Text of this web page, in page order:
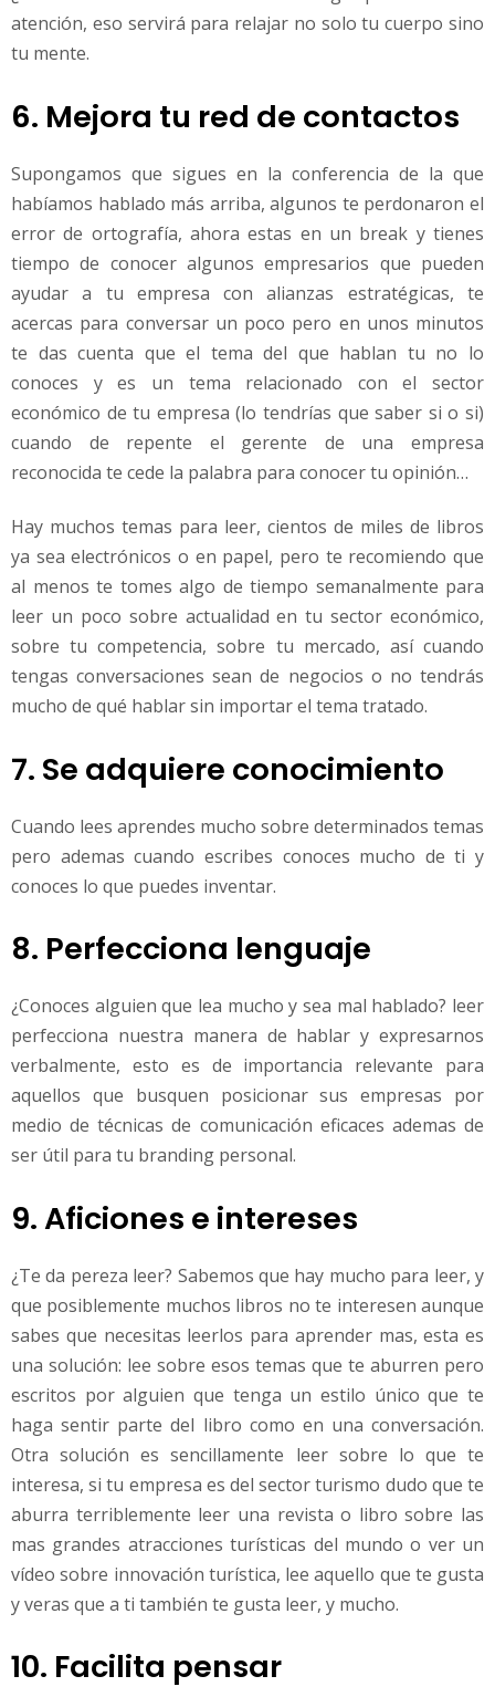
atención, eso servirá para relajar no solo tu cuerpo sino
tu mente.
6. Mejora tu red de contactos
Supongamos que sigues en la conferencia de la que
habíamos hablado más arriba, algunos te perdonaron el
error de ortografía, ahora estas en un break y tienes
tiempo de conocer algunos empresarios que pueden
ayudar a tu empresa con alianzas estratégicas, te
acercas para conversar un poco pero en unos minutos
te das cuenta que el tema del que hablan tu no lo
conoces y es un tema relacionado con el sector
económico de tu empresa (lo tendrías que saber si o si)
cuando de repente el gerente de una empresa
reconocida te cede la palabra para conocer tu opinión…
Hay muchos temas para leer, cientos de miles de libros
ya sea electrónicos o en papel, pero te recomiendo que
al menos te tomes algo de tiempo semanalmente para
leer un poco sobre actualidad en tu sector económico,
sobre tu competencia, sobre tu mercado, así cuando
tengas conversaciones sean de negocios o no tendrás
mucho de qué hablar sin importar el tema tratado.
7. Se adquiere conocimiento
Cuando lees aprendes mucho sobre determinados temas
pero ademas cuando escribes conoces mucho de ti y
conoces lo que puedes inventar.
8. Perfecciona lenguaje
¿Conoces alguien que lea mucho y sea mal hablado? leer
perfecciona nuestra manera de hablar y expresarnos
verbalmente, esto es de importancia relevante para
aquellos que busquen posicionar sus empresas por
medio de técnicas de comunicación eficaces ademas de
ser útil para tu branding personal.
9. Aficiones e intereses
¿Te da pereza leer? Sabemos que hay mucho para leer, y
que posiblemente muchos libros no te interesen aunque
sabes que necesitas leerlos para aprender mas, esta es
una solución: lee sobre esos temas que te aburren pero
escritos por alguien que tenga un estilo único que te
haga sentir parte del libro como en una conversación.
Otra solución es sencillamente leer sobre lo que te
interesa, si tu empresa es del sector turismo dudo que te
aburra terriblemente leer una revista o libro sobre las
mas grandes atracciones turísticas del mundo o ver un
vídeo sobre innovación turística, lee aquello que te gusta
y veras que a ti también te gusta leer, y mucho.
10. Facilita pensar